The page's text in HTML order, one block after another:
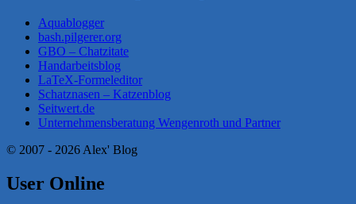
Aquablogger
bash.pilgerer.org
GBO – Chatzitate
Handarbeitsblog
LaTeX-Formeleditor
Schatznasen – Katzenblog
Seitwert.de
Unternehmensberatung Wengenroth und Partner
© 2007 - 2026 Alex' Blog
User Online